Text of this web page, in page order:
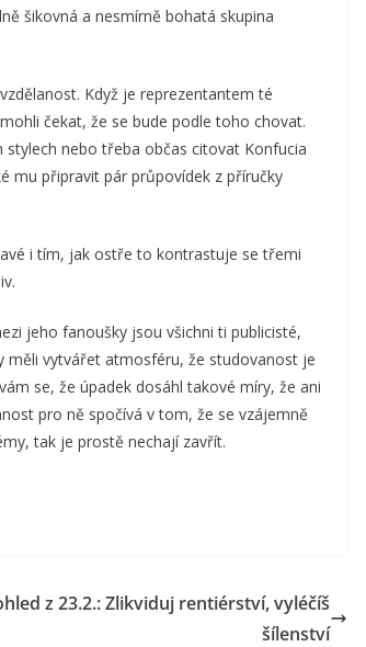
šikovná a nesmírně bohatá skupina
Když je reprezentantem té
čekat, že se bude podle toho chovat.
nebo třeba občas citovat Konfucia
mu připravit pár průpovídek z příručky
i tím, jak ostře to kontrastuje se třemi
jeho fanoušky jsou všichni ti publicisté,
měli vytvářet atmosféru, že studovanost je
se, že úpadek dosáhl takové míry, že ani
pro ně spočívá v tom, že se vzájemně
tak je prostě nechají zavřít.
z 23.2.: Zlikviduj rentiérství, vyléčíš
šílenství